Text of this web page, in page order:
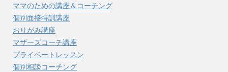
ママのための講座＆コーチング
個別面接特訓講座
おりがみ講座
マザーズコーチ講座
プライベートレッスン
個別相談コーチング